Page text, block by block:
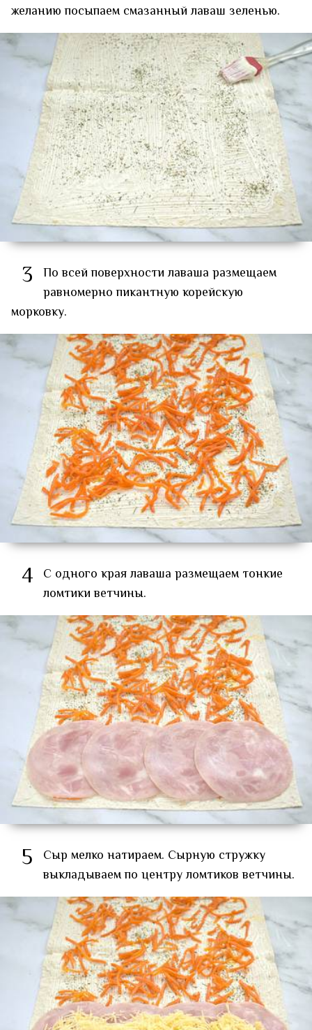
желанию посыпаем смазанный лаваш зеленью.
3 По всей поверхности лаваша размещаем
равномерно пикантную корейскую
морковку.
4 С одного края лаваша размещаем тонкие
ломтики ветчины.
5
Сыр мелко натираем. Сырную стружку
выкладываем по центру ломтиков ветчины.